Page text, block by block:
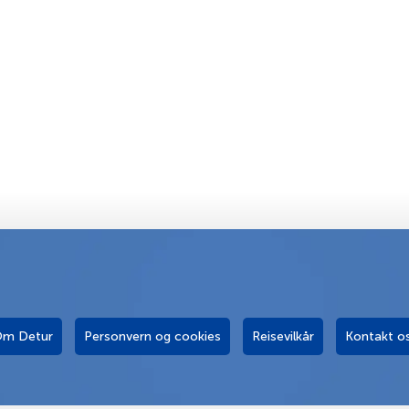
Detur Personvern og cookies Reisevilkår Kontakt